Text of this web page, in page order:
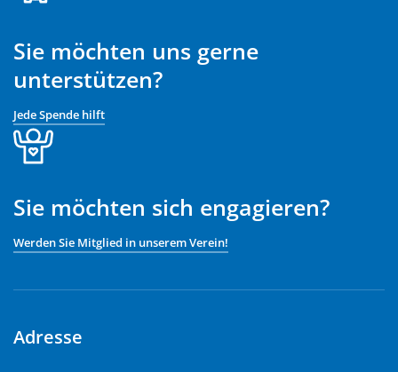
Sie möchten uns gerne
unterstützen?
Jede Spende hilft
Sie möchten sich engagieren?
Werden Sie Mitglied in unserem Verein!
Adresse